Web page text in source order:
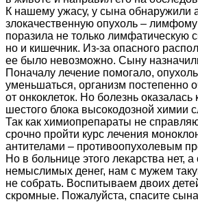
К нашему ужасу, у сына обнаружили
злокачественную опухоль – лимфому
поразила не только лимфатическую
но и кишечник. Из-за опасного
ее было невозможно. Сыну
Поначалу лечение помогало,
уменьшаться, организм постепенно
от онкоклеток. Но болезнь
шестого блока высокодозной химии
Так как химиопрепараты не
срочно пройти курс лечения
антителами – противоопухолевым
Но в больнице этого лекарства нет, а
немыслимых денег, нам с мужем
не собрать. Воспитываем двоих
скромные. Пожалуйста, спасите